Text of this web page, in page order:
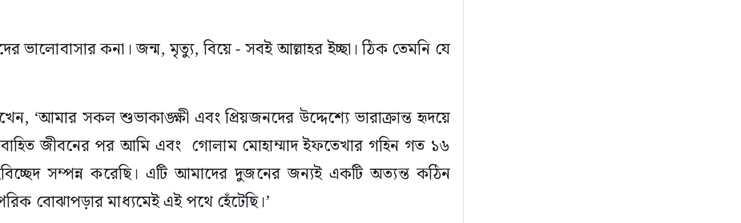
ভালোবাসার কনা। জন্ম, মৃত্যু, বিয়ে - সবই আল্লাহর ইচ্ছা। ঠিক তেমনি যে
‘আমার সকল শুভাকাঙ্ক্ষী এবং প্রিয়জনদের উদ্দেশ্যে ভারাক্রান্ত হৃদয়ে
জীবনের পর আমি এবং গোলাম মোহাম্মাদ ইফতেখার গহিন গত ১৬
সম্পন্ন করেছি। এটি আমাদের দুজনের জন্যই একটি অত্যন্ত কঠিন
বোঝাপড়ার মাধ্যমেই এই পথে হেঁটেছি।’